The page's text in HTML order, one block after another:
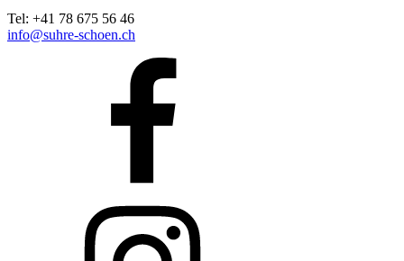
Tel: +41 78 675 56 46
info@suhre-schoen.ch